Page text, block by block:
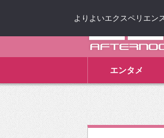
エンタメ
よりよいエクスペリエン